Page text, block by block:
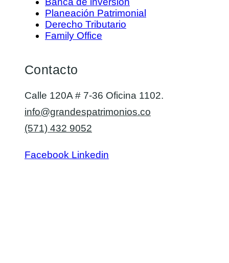
Planeación Patrimonial
Derecho Tributario
Family Office
Contacto
Calle 120A # 7-36 Oficina 1102.
info@grandespatrimonios.co
(571) 432 9052
Facebook Linkedin